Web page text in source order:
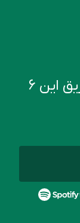
آمپول لاغری: قبل از اولین تزریق این ۶